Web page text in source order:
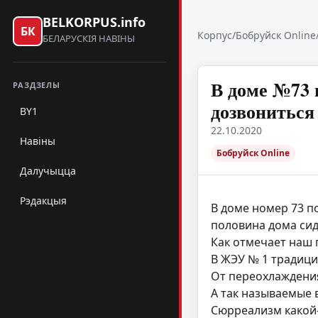
БК
BELKORPUS.info
БЕЛАРУСКІЯ НАВІНЫ
РАЗДЗЕЛЫ
BY1
Навіны
Далучыцца
Рэдакцыя
Корпус/Бобруйск Online
В доме №73
22.10.2020
Бобруйск Online
В доме номер 73
половина дома
Как отмечает наш
В ЖЭУ № 1
От
А так называемые
Сюрреализм